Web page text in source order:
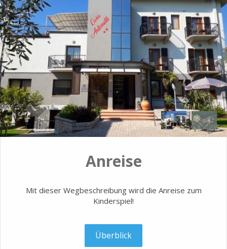
Anreise
Mit dieser Wegbeschreibung wird die Anreise zum
Kinderspiel!
Überblick